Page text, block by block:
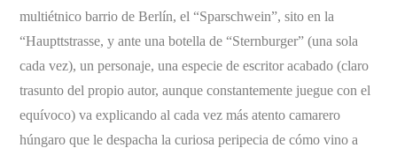
multiétnico barrio de Berlín, el “Sparschwein”, sito en la
“Haupttstrasse, y ante una botella de “Sternburger” (una sola
cada vez), un personaje, una especie de escritor acabado (claro
trasunto del propio autor, aunque constantemente juegue con el
equívoco) va explicando al cada vez más atento camarero
húngaro que le despacha la curiosa peripecia de cómo vino a